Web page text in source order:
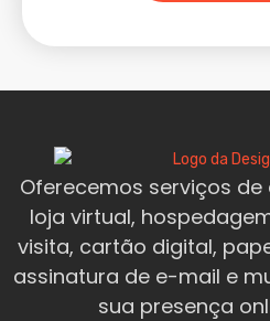
Oferecemos serviços
loja virtual,
visita, cartão digital,
assinatura de e-mail e
sua presença